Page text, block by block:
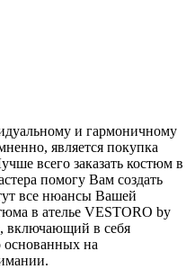
и гармоничному
является покупка
всего заказать костюм в
помогу Вам создать
все нюансы Вашей
в ателье VESTORO by
включающий в себя
основанных на